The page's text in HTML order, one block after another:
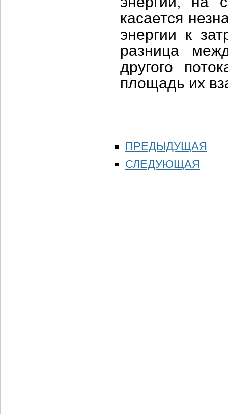
касается
энергии к
разница
другого
площадь их
ПРЕДЫДУЩАЯ
СЛЕДУЮЩАЯ